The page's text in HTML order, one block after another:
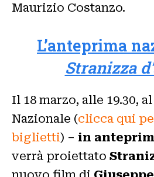
Maurizio Costanzo.
L’anteprima
Stranizza
Il 18 marzo, alle 19.30,
Nazionale (clicca qui
biglietti) – in
verrà proiettato